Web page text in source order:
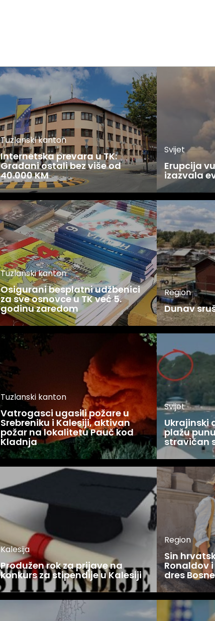
Tuzlanski kanton
Internetska prevara u TK:
Građani ostali bez više od
40.000 KM
Tuzlanski kanton
Osigurani besplatni udžbenici
za sve osnovce u TK već 5.
godinu zaredom
Tuzlanski kanton
Vatrogasci ugasili požare u
Srebreniku i Kalesiji, aktivan
požar na lokalitetu Pauč kod
Kladnja
Kalesija
Produžen rok za prijave na
konkurs za stipendije u Kalesiji
Svijet
Erupcija
izazvala
Region
Dunav
Svijet
Ukrajinski
plažu
stravičan
Region
Sin
Ronaldov
dres